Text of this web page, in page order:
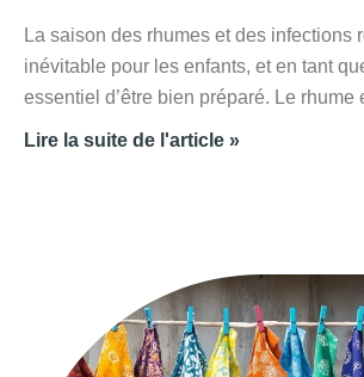
La saison des rhumes et des infections
inévitable pour les enfants, et en tant
essentiel d’être bien préparé. Le rhume
Lire la suite de l'article »